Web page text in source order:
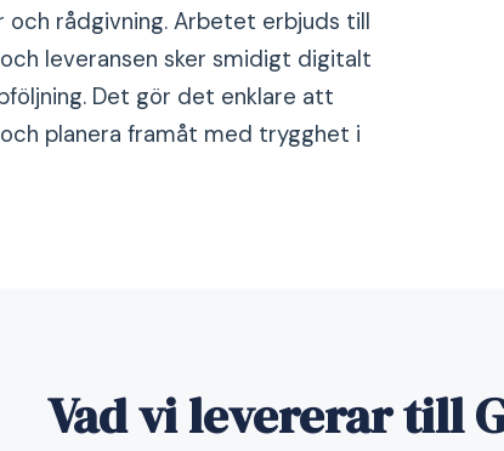
rådgivning. Arbetet erbjuds till
leveransen sker smidigt digitalt
Det gör det enklare att
planera framåt med trygghet i
Vad vi levererar till